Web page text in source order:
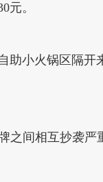
元。
助小火锅区隔
之间相互抄袭严